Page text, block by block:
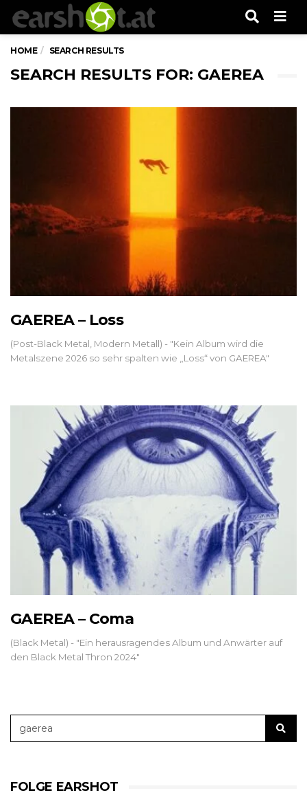
HOME SEARCH RESULTS
SEARCH RESULTS FOR: GAEREA
GAEREA – Loss
(Post-Black Metal, Modern Metall) - "Kein Album wird die
Metalszene 2026 so sehr spalten wie „Loss“ von GAEREA"
GAEREA – Coma
(Black Metal) - "Ein herausragendes Album und Anwärter auf
den Black Metal Thron 2024"
FOLGE EARSHOT